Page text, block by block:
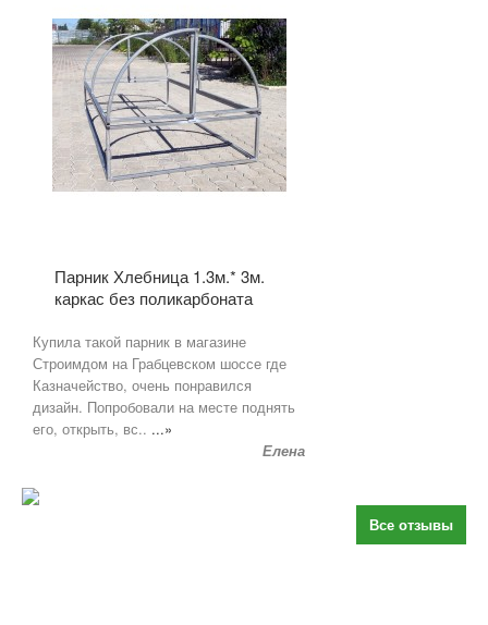
Парник Хлебница 1.3м.* 3м.
каркас без поликарбоната
Купила такой парник в магазине
Строимдом на Грабцевском шоссе где
Казначейство, очень понравился
дизайн. Попробовали на месте поднять
его, открыть, вс.. ...»
Елена
Все отзывы